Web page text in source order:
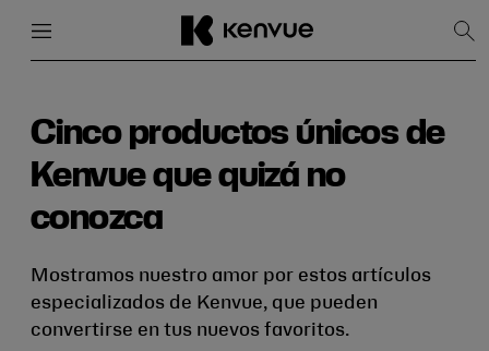
contenido
Cinco productos únicos de
Kenvue que quizá no
conozca
Mostramos nuestro amor por estos artículos
especializados de Kenvue, que pueden
convertirse en tus nuevos favoritos.